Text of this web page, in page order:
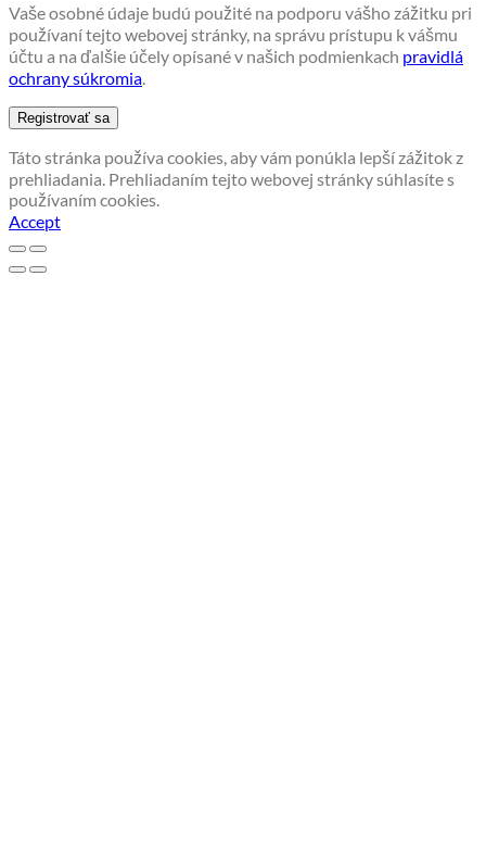
Vaše osobné údaje budú použité na podporu vášho zážitku pri
používaní tejto webovej stránky, na správu prístupu k vášmu
účtu a na ďalšie účely opísané v našich podmienkach pravidlá
ochrany súkromia
Registrovať sa
Táto stránka používa cookies, aby vám ponúkla lepší zážitok z
prehliadania. Prehliadaním tejto webovej stránky súhlasíte s
používaním cookies.
Accept